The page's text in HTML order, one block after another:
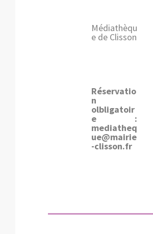
Médiathèqu
e de Clisson
Réservatio
n
olbligatoir
e :
mediatheq
ue@mairie
-clisson.fr